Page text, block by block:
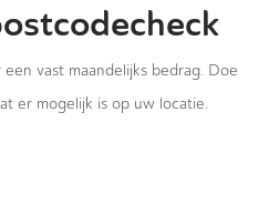
vast maandelijks bedrag. Doe
er mogelijk is op uw locatie.